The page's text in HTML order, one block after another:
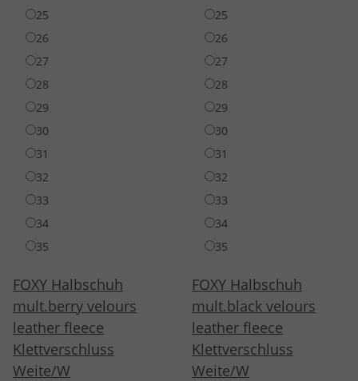
25
26
27
28
29
30
31
32
33
34
35
FOXY Halbschuh
mult.berry velours
leather fleece
Klettverschluss
Weite/W
25
26
27
28
29
30
31
32
33
34
35
FOXY Halbschuh
mult.black velours
leather fleece
Klettverschluss
Weite/W